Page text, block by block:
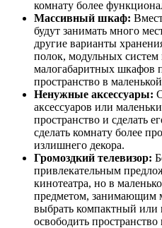
комнату более
Массивный шкаф:
будут занимать много
другие варианты
полок, модульных
малогабаритных шкафов
пространство в
Ненужные аксессуары:
аксессуаров или
пространство и сделать
сделать комнату более
излишнего декора.
Громоздкий телевизор:
привлекательным
кинотеатра, но в
предметом, занимающим
выбрать компактный или
освободить